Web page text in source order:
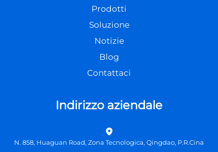
Prodotti
Soluzione
Notizie
Blog
Contattaci
Indirizzo aziendale
N. 858, Huaguan Road, Zona Tecnologica, Qingdao, P.R.Cina